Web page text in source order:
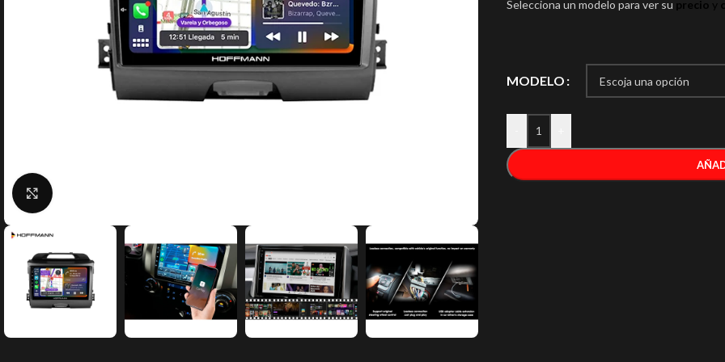
Selecciona un modelo para ver su precio y
MODELO